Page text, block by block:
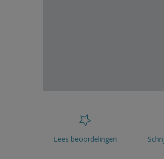
Lees beoordelingen